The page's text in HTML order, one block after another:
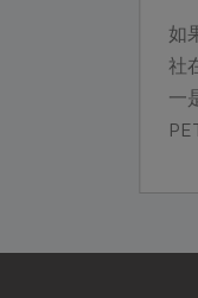
如
社
一
金